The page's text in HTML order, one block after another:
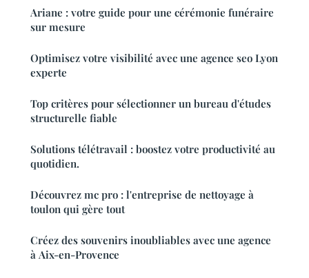
Ariane : votre guide pour une cérémonie funéraire
sur mesure
Optimisez votre visibilité avec une agence seo Lyon
experte
Top critères pour sélectionner un bureau d'études
structurelle fiable
Solutions télétravail : boostez votre productivité au
quotidien.
Découvrez mc pro : l'entreprise de nettoyage à
toulon qui gère tout
Créez des souvenirs inoubliables avec une agence
à Aix-en-Provence